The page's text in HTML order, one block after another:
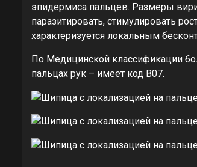
эпидермиса пальцев. Размеры
паразитировать, стимулировать
характеризуется локальным
По Медицинской классификации
пальцах рук – имеет код В07.